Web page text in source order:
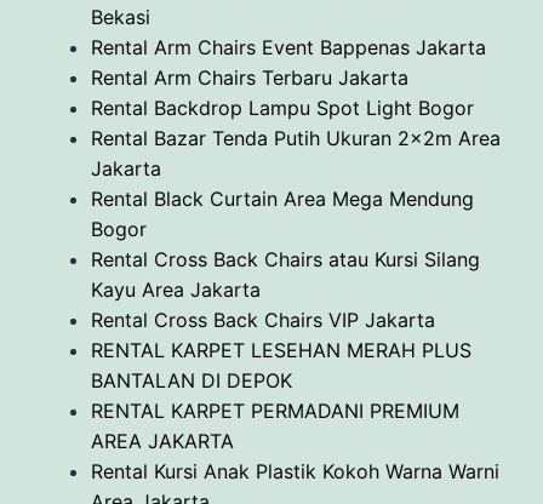
Bekasi
Rental Arm Chairs Event Bappenas Jakarta
Rental Arm Chairs Terbaru Jakarta
Rental Backdrop Lampu Spot Light Bogor
Rental Bazar Tenda Putih Ukuran 2x2m Area
Jakarta
Rental Black Curtain Area Mega Mendung
Bogor
Rental Cross Back Chairs atau Kursi Silang
Kayu Area Jakarta
Rental Cross Back Chairs VIP Jakarta
RENTAL KARPET LESEHAN MERAH PLUS
BANTALAN DI DEPOK
RENTAL KARPET PERMADANI PREMIUM
AREA JAKARTA
Rental Kursi Anak Plastik Kokoh Warna Warni